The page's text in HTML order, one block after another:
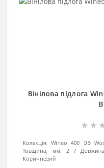
Вінілова підлога
Колекція: Wineo 400 DB
Товщина, мм:
2
Коричневий